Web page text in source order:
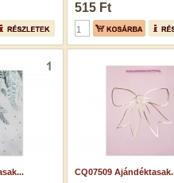
515 Ft
CQ07509